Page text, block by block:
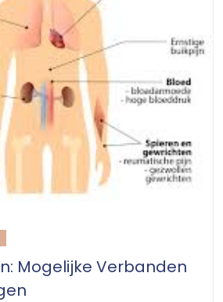
Mogelijke Verbanden